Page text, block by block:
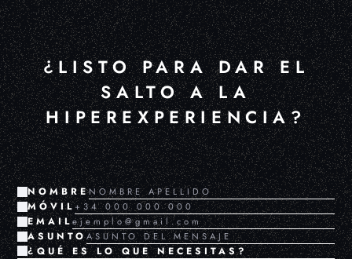
¿LISTO PARA DAR EL
SALTO A LA
HIPEREXPERIENCIA?
NOMBRE
MÓVIL
EMAIL
ASUNTO
¿QUÉ ES LO QUE NECESITAS?